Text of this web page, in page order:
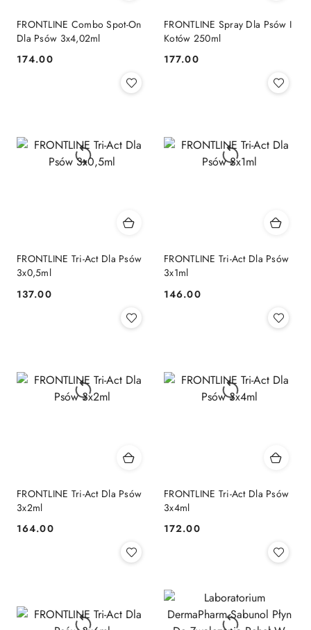
FRONTLINE Combo Spot-On
Dla Psów 3x4,02ml
Cena:
174.00
FRONTLINE Spray Dla Psów I
Kotów 250ml
Cena:
177.00
FRONTLINE Tri-Act Dla Psów
3x0,5ml
Cena:
137.00
FRONTLINE Tri-Act Dla Psów
3x1ml
Cena:
146.00
FRONTLINE Tri-Act Dla Psów
3x2ml
Cena:
164.00
FRONTLINE Tri-Act Dla Psów
3x4ml
Cena:
172.00